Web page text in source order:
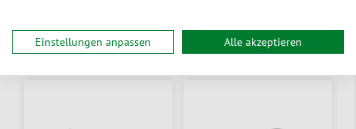
Alternative Produkte
Einstellungen anpassen Alle akzeptieren